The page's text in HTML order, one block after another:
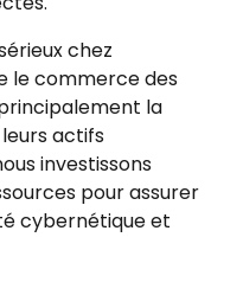
chez
le commerce des
la
actifs
investissons
pour assurer
cybernétique et